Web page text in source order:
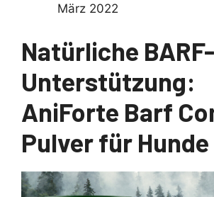
März 2022
Natürliche BARF-
Unterstützung:
AniForte Barf
Pulver für Hunde